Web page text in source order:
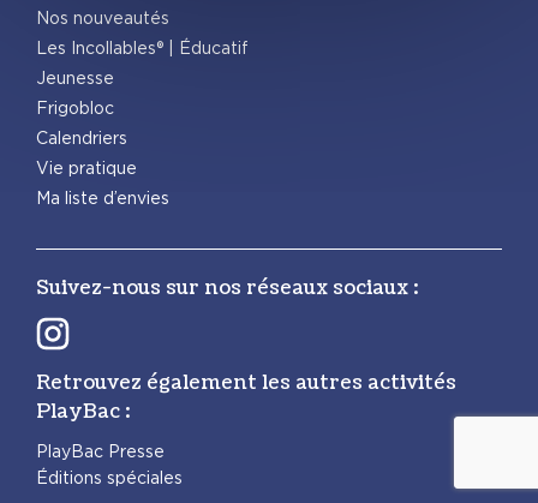
Nos nouveautés
Les Incollables® | Éducatif
Jeunesse
Frigobloc
Calendriers
Vie pratique
Ma liste d’envies
Suivez-nous sur nos réseaux sociaux :
Retrouvez également les autres activités
PlayBac :
PlayBac Presse
Éditions spéciales